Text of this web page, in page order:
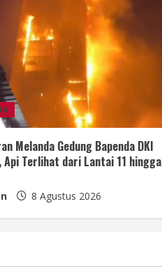
Melanda Gedung Bapenda DKI
Terlihat dari Lantai 11 hingga
8 Agustus 2026